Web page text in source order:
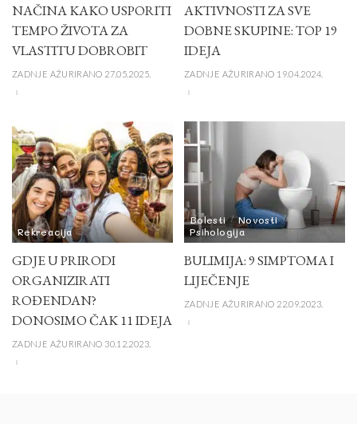
NAČINA KAKO USPORITI
TEMPO ŽIVOTA ZA
VLASTITU DOBROBIT
ZADNJE AŽURIRANO 27.05.2025.
AKTIVNOSTI ZA SVE
DOBNE SKUPINE: TOP 19
IDEJA
ZADNJE AŽURIRANO 19.04.2024.
Rekreacija
GDJE U PRIRODI
ORGANIZIRATI
ROĐENDAN?
DONOSIMO ČAK 11 IDEJA
ZADNJE AŽURIRANO 30.12.2023.
Bolesti
Novosti
Psihologija
BULIMIJA: 9 SIMPTOMA I
LIJEČENJE
ZADNJE AŽURIRANO 22.09.2023.